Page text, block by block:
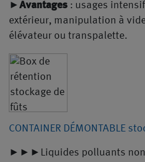
► Avantages : usages
extérieur, manipulation à
élévateur ou transpalette.
CONTAINER DÉMONTABLE
►►►Liquides polluants non